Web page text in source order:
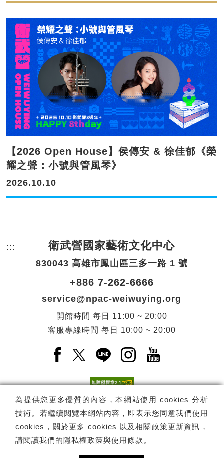
【2026 Open House】侯傳安 & 徐佳郁《榮
耀之聲：小號與管風琴》
2026.10.10
為提供您更多優質的內容，本網站使用 cookies 分析
技術。若繼續閱覽本網站內容，即表示您同意我們使用
cookies，關於更多 cookies 以及相關政策更新資訊，
請閱讀我們的隱私權政策與使用條款 。
::: 頁尾網站資訊。
衛武營國家藝術文化中心
830043 高雄市鳳山區三多一路 1 號
+886 7-262-6666
service@npac-weiwuying.org
開館時間 每日
11:00 ~ 20:00
客服專線時間 每日 10:00 ~ 20:00
Facebook(另開新視窗)
X(另開新視窗)
LINE(另開新視窗)
Instagram(另開新視
YouTube(另開
電子報訂閱 訂閱
Copyright © 國家表演藝術中心 -衛武營國家藝術文化中心